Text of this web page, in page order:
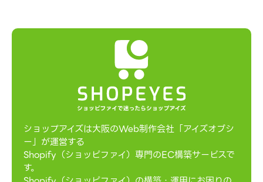
ショップアイズは大阪のWeb制作会社「アイズオブシ
ー」が運営する
Shopify（ショッピファイ）専門のEC構築サービスで
す。